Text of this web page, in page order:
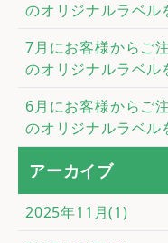
のオリジナルラベル
7月にお客様からご
のオリジナルラベル
6月にお客様からご
のオリジナルラベル
アーカイブ
2025年11月(1)